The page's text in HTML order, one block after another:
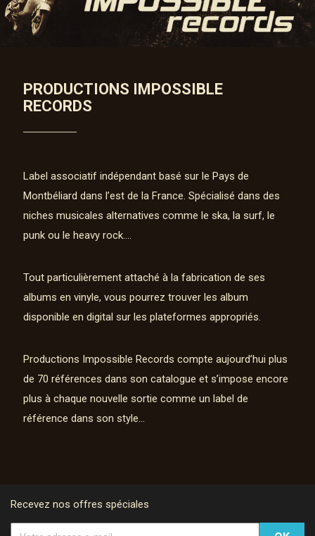
PRODUCTIONS IMPOSSIBLE
RECORDS
Label associatif indépendant basé sur le Pays de
Montbéliard dans l’est de la France. Spécialisé dans des
niches musicales alternatives comme le ska, la surf, le
punk ou le heavy rock….
Tout particulièrement attaché à la fabrication de ses
albums en vinyle, vous pourrez trouver les album
disponible en digital sur les plateformes appropriés.
Productions Impossible Records compte aujourd’hui plus
de 70 références dans son catalogue et s’impose encore
plus à chaque nouvelle sortie comme un label de
référence dans son style…
Recevez nos offres spéciales